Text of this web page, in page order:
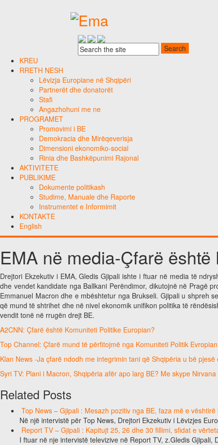
KREU
RRETH NESH
Lëvizja Europiane në Shqipëri
Partnerët dhe donatorët
Stafi
Angazhohuni me ne
PROGRAMET
Promovimi i BE
Demokracia dhe Mirëqeverisja
Dimensioni ekonomiko-social
Rinia dhe Bashkëpunimi Rajonal
AKTIVITETE
PUBLIKIME
Dokumente politikash
Studime, Manuale dhe Raporte
Instrumentet e Informimit
KONTAKTE
English
EMA në media-Çfarë
Drejtori Ekzekutiv i EMA, Gledis Gjipali ishte i ftuar në media të
dhe vendet kandidate nga Ballkani Perëndimor, dikutojnë në Pragë
Emmanuel Macron dhe e mbështetur nga Brukseli. Gjipali u shpreh
që mund të shtrihet dhe në nivel ekonomik unifikon politika të
vendit tonë në rrugën drejt BE.
A2CNN: Çfarë është Komuniteti Politike Europian?
Top Channel: Çfarë mund të përfitojmë nga Komuniteti Politik
Klan News -Ja çfarë ndodh me integrimin tani që Shqipëria u bë
Syri TV: Plani i Macron, Shqipëria afër apo larg BE? Me skype Nirvana
Related Posts
Top News – Gjipali : Mesazh pozitiv nga BE, faza më e
Në një intervistë për Top News, Drejtori Ekzekutiv i Lëvizjes
Report TV – Gjipali : Kapitujt 25, 26 dhe 30 fillimi, sfidat e
I ftuar në nje intervistë televizive në Report TV, z.Gledis Gjipali,